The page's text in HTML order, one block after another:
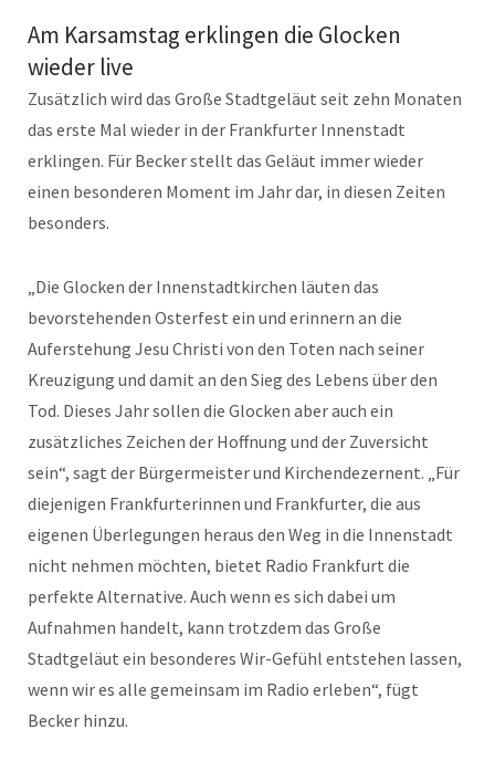
Am Karsamstag erklingen die Glocken
wieder live
Zusätzlich wird das Große Stadtgeläut seit zehn Monaten
das erste Mal wieder in der Frankfurter Innenstadt
erklingen. Für Becker stellt das Geläut immer wieder
einen besonderen Moment im Jahr dar, in diesen Zeiten
besonders.
„Die Glocken der Innenstadtkirchen läuten das
bevorstehenden Osterfest ein und erinnern an die
Auferstehung Jesu Christi von den Toten nach seiner
Kreuzigung und damit an den Sieg des Lebens über den
Tod. Dieses Jahr sollen die Glocken aber auch ein
zusätzliches Zeichen der Hoffnung und der Zuversicht
sein“, sagt der Bürgermeister und Kirchendezernent. „Für
diejenigen Frankfurterinnen und Frankfurter, die aus
eigenen Überlegungen heraus den Weg in die Innenstadt
nicht nehmen möchten, bietet Radio Frankfurt die
perfekte Alternative. Auch wenn es sich dabei um
Aufnahmen handelt, kann trotzdem das Große
Stadtgeläut ein besonderes Wir-Gefühl entstehen lassen,
wenn wir es alle gemeinsam im Radio erleben“, fügt
Becker hinzu.